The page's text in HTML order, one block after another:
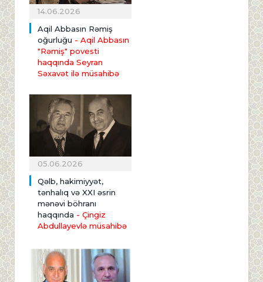
14.06.2026
Aqil Abbasın Rəmiş
oğurluğu - Aqil Abbasın
"Rəmiş" povesti
haqqında Seyran
Səxavət ilə müsahibə
05.06.2026
Qəlb, hakimiyyət,
tənhalıq və XXI əsrin
mənəvi böhranı
haqqında - Çingiz
Abdullayevlə müsahibə